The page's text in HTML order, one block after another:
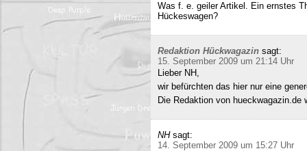
Was f. e. geiler Artikel. Ein ernstes
Hückeswagen?
Redaktion Hückwagazin sagt:
15. September 2009 um 21:14 Uhr
Lieber NH,
wir befürchten das hier nur eine
Die Redaktion von
NH sagt:
14. September 2009 um 15:27 Uhr